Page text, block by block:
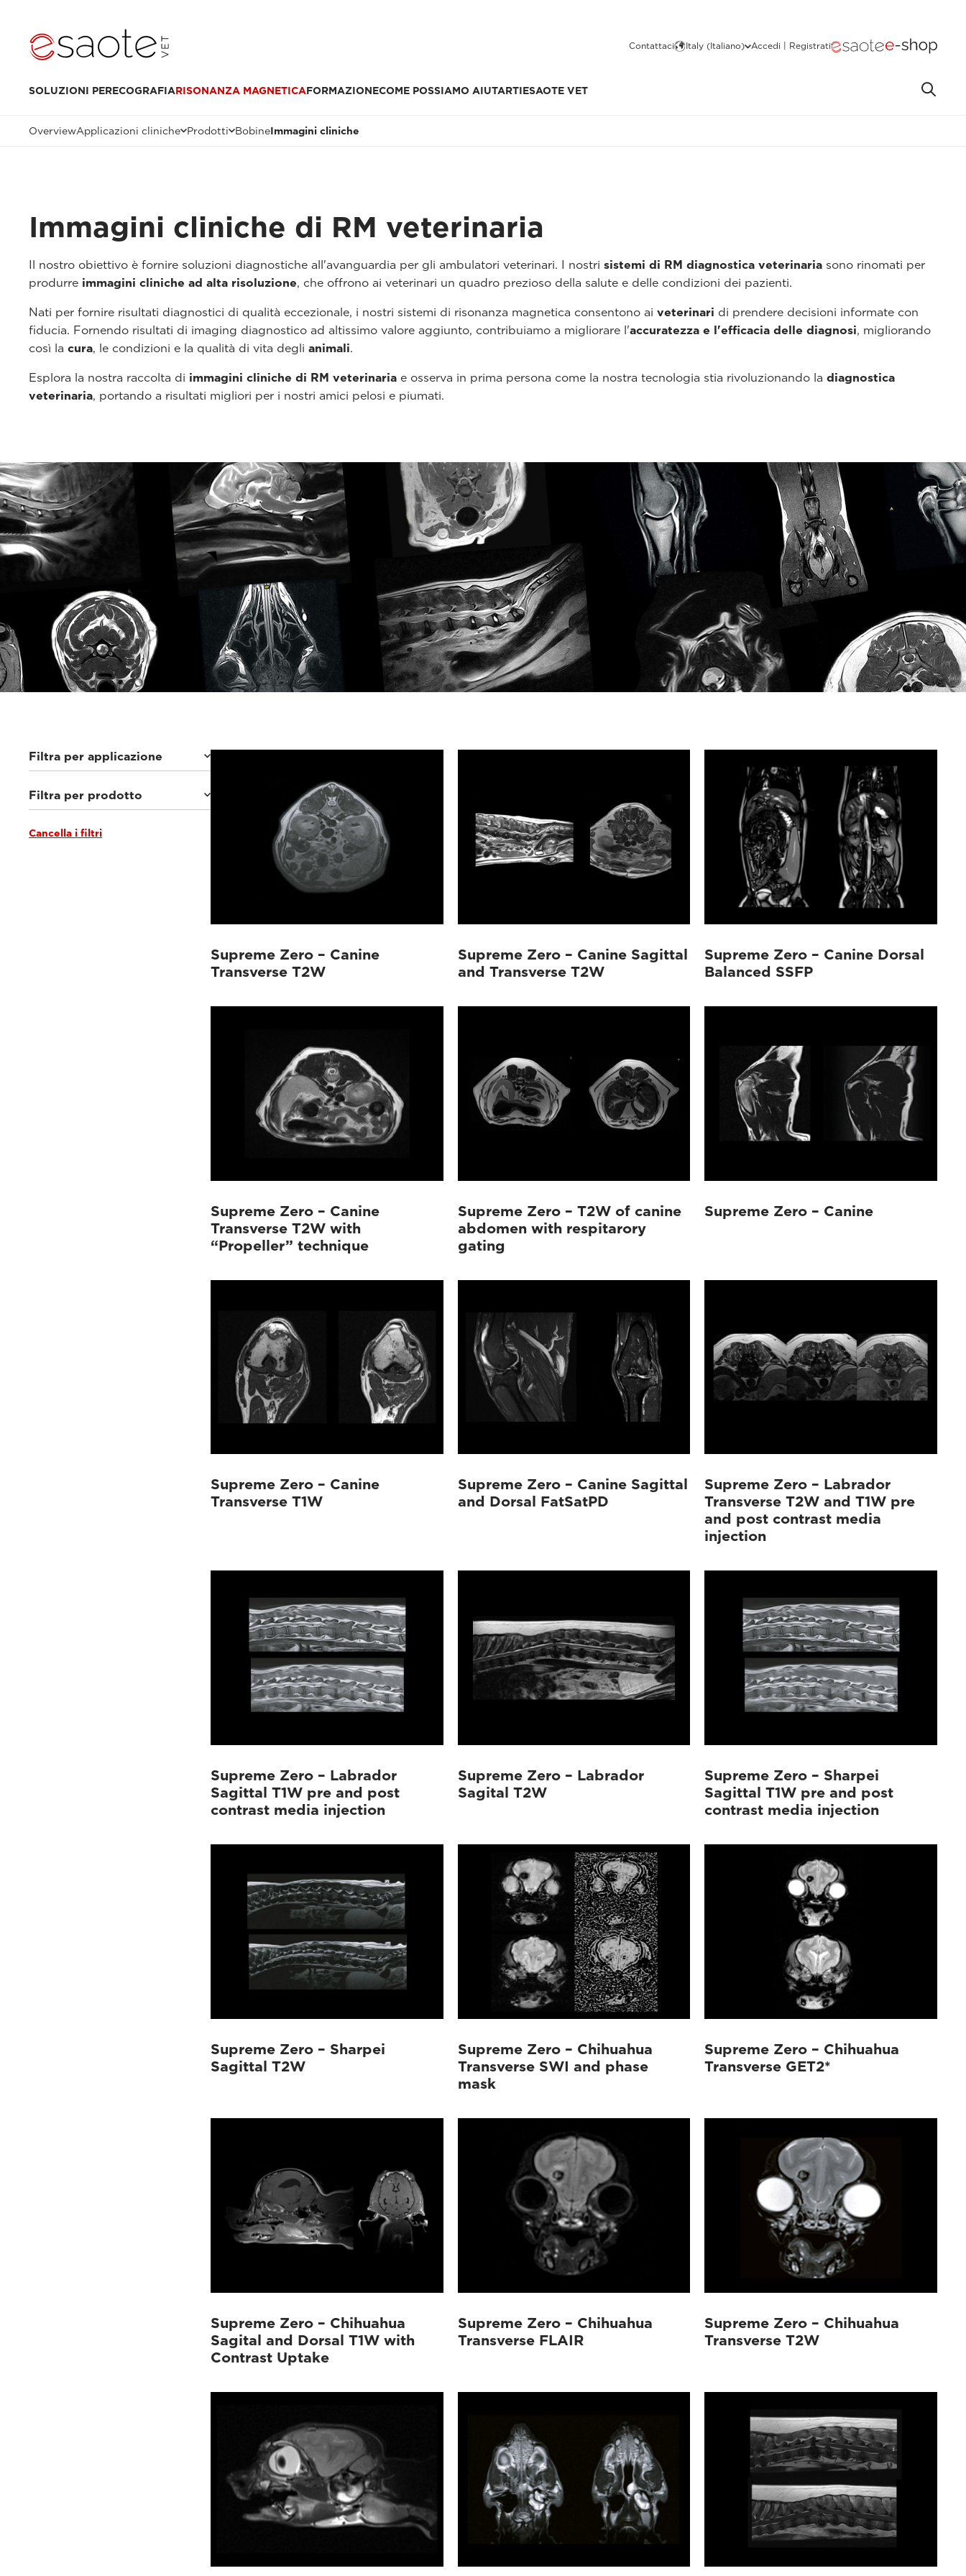
Contattaci Italy (Italiano) Accedi | Registrati
SOLUZIONI PERECOGRAFIARISONANZA MAGNETICAFORMAZIONECOME POSSIAMO AIUTARTIESAOTE VET
OverviewApplicazioni cliniche Prodotti BobineImmagini cliniche
Immagini cliniche di RM veterinaria
Il nostro obiettivo è fornire soluzioni diagnostiche all'avanguardia per gli ambulatori veterinari. I nostri sistemi di RM diagnostica veterinaria sono rinomati per
produrre immagini cliniche ad alta risoluzione, che offrono ai veterinari un quadro prezioso della salute e delle condizioni dei pazienti.
Nati per fornire risultati diagnostici di qualità eccezionale, i nostri sistemi di risonanza magnetica consentono ai veterinari di prendere decisioni informate con
fiducia. Fornendo risultati di imaging diagnostico ad altissimo valore aggiunto, contribuiamo a migliorare l'accuratezza e l'efficacia delle diagnosi, migliorando
così la cura, le condizioni e la qualità di vita degli animali.
Esplora la nostra raccolta di immagini cliniche di RM veterinaria e osserva in prima persona come la nostra tecnologia stia rivoluzionando la diagnostica
veterinaria, portando a risultati migliori per i nostri amici pelosi e piumati.
Filtra per applicazione
Piccoli animali(62)
Equini(27)
Filtra per prodotto
Supreme Zero
Cancella i filtri
Supreme Zero – Canine
Transverse T2W
Supreme Zero – Canine Sagittal
and Transverse T2W
Supreme Zero – Canine Dorsal
Balanced SSFP
Supreme Zero – Canine
Transverse T2W with
“Propeller” technique
Supreme Zero – T2W of canine
abdomen with respitarory
gating
Supreme Zero – Canine
Supreme Zero – Canine
Transverse T1W
Supreme Zero – Canine Sagittal
and Dorsal FatSatPD
Supreme Zero – Labrador
Transverse T2W and T1W pre
and post contrast media
injection
Supreme Zero – Labrador
Sagittal T1W pre and post
contrast media injection
Supreme Zero – Labrador
Sagital T2W
Supreme Zero – Sharpei
Sagittal T1W pre and post
contrast media injection
Supreme Zero – Sharpei
Sagittal T2W
Supreme Zero – Chihuahua
Transverse SWI and phase
mask
Supreme Zero – Chihuahua
Transverse GET2*
Supreme Zero – Chihuahua
Sagital and Dorsal T1W with
Contrast Uptake
Supreme Zero – Chihuahua
Transverse FLAIR
Supreme Zero – Chihuahua
Transverse T2W